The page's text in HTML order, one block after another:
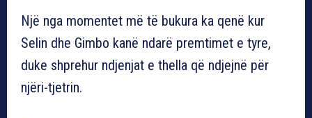
Një nga momentet më të bukura ka qenë kur
Selin dhe Gimbo kanë ndarë premtimet e tyre,
duke shprehur ndjenjat e thella që ndjejnë për
njëri-tjetrin.